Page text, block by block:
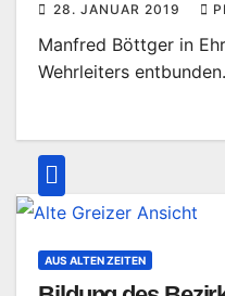
28. JANUAR 2019
Manfred Böttger in
Wehrleiters entbunden.
AUS ALTEN ZEITEN